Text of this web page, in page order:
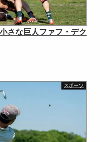
さな巨人ファフ・デク
スポーツ